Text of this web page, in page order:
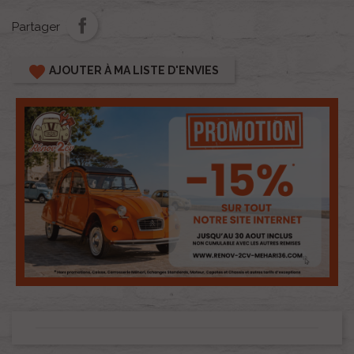
Partager
favorite AJOUTER À MA LISTE D'ENVIES